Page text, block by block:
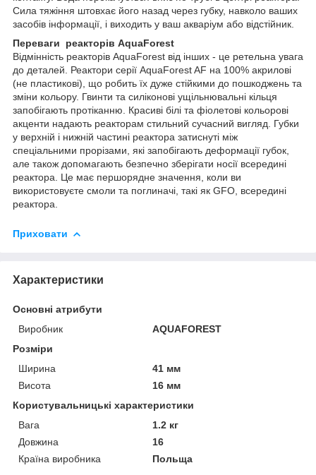
Сила тяжіння штовхає його назад через губку, навколо ваших
засобів інформації, і виходить у ваш акваріум або відстійник.
Переваги реакторів AquaForest
Відмінність реакторів AquaForest від інших - це ретельна увага
до деталей. Реактори серії AquaForest AF на 100% акрилові
(не пластикові), що робить їх дуже стійкими до пошкоджень та
зміни кольору. Гвинти та силіконові ущільнювальні кільця
запобігають протіканню. Красиві білі та фіолетові кольорові
акценти надають реакторам стильний сучасний вигляд. Губки
у верхній і нижній частині реактора затиснуті між
спеціальними прорізами, які запобігають деформації губок,
але також допомагають безпечно зберігати носії всередині
реактора. Це має першорядне значення, коли ви
використовуєте смоли та поглиначі, такі як GFO, всередині
реактора.
Приховати
Характеристики
Основні атрибути
Виробник
AQUAFOREST
Розміри
Ширина
41 мм
Висота
16 мм
Користувальницькі характеристики
Вага
1.2 кг
Довжина
16
Країна виробника
Польща